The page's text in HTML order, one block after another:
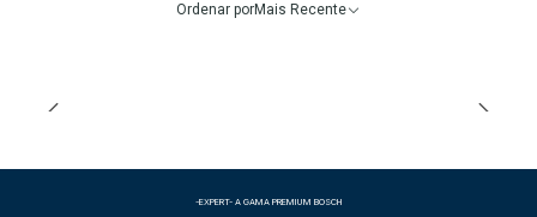
Ordenar porMais Recente
-EXPERT- A GAMA PREMIUM BOSCH